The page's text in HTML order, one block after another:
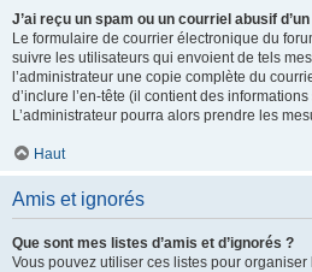
J’ai reçu un spam ou un courriel abusif
Le formulaire de courrier électronique du
suivre les utilisateurs qui envoient de tels
l’administrateur une copie complète du
d’inclure l’en-tête (il contient des
L’administrateur pourra alors prendre les
Haut
Amis et ignorés
Que sont mes listes d’amis et d’ignorés ?
Vous pouvez utiliser ces listes pour